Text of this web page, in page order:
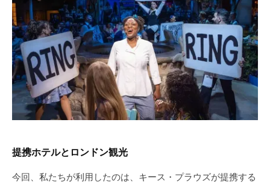
提携ホテルとロンドン観光
今回、私たちが利用したのは、キース・プラウズが提携する